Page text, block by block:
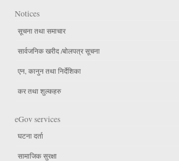
Notices
सूचना तथा समाचार
सार्वजनिक खरीद /बोलपत्र सूचना
एन, कानुन तथा निर्देशिका
कर तथा शुल्कहरु
eGov services
घटना दर्ता
सामाजिक सुरक्षा